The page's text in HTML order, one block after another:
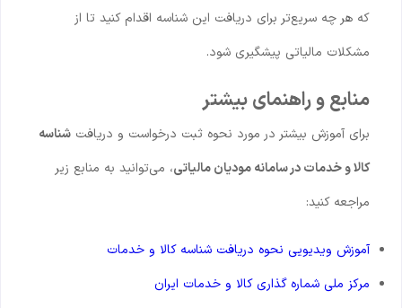
که هر چه سریع‌تر برای دریافت این شناسه اقدام کنید تا از
مشکلات مالیاتی پیشگیری شود.
منابع و راهنمای بیشتر
برای آموزش بیشتر در مورد نحوه ثبت درخواست و دریافت شناسه
کالا و خدمات در سامانه مودیان مالیاتی، می‌توانید به منابع زیر
مراجعه کنید:
آموزش ویدیویی نحوه دریافت شناسه کالا و خدمات
مرکز ملی شماره گذاری کالا و خدمات ایران